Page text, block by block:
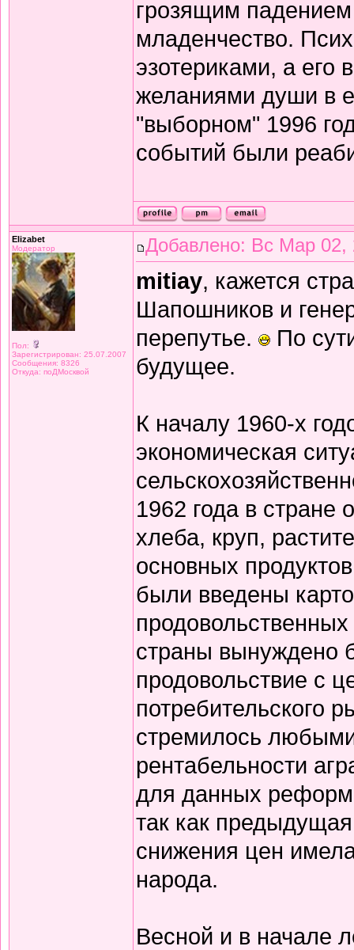
грозящим
младенчество.
эзотериками, а его
желаниями души в
"выборном" 1996
событий были
Elizabet
Модератор
Пол:
Зарегистрирован: 25.07.2007
Сообщения: 8326
Откуда: поДМосквой
Добавлено: Вс Мар 02,
mitiay, кажется
Шапошников и
перепутье.
По
будущее.
К началу 1960-х
экономическая
1962 года в стране
хлеба, круп,
основных
были введены
страны вынуждено
продовольствие с
потребительского
стремилось
рентабельности
для данных реформ
так как
снижения цен
народа.
Весной и в начале